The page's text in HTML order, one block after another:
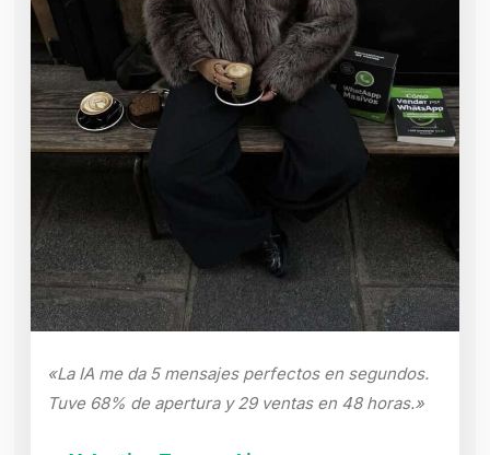
«La IA me da 5 mensajes perfectos en segundos.
Tuve 68% de apertura y 29 ventas en 48 horas.»